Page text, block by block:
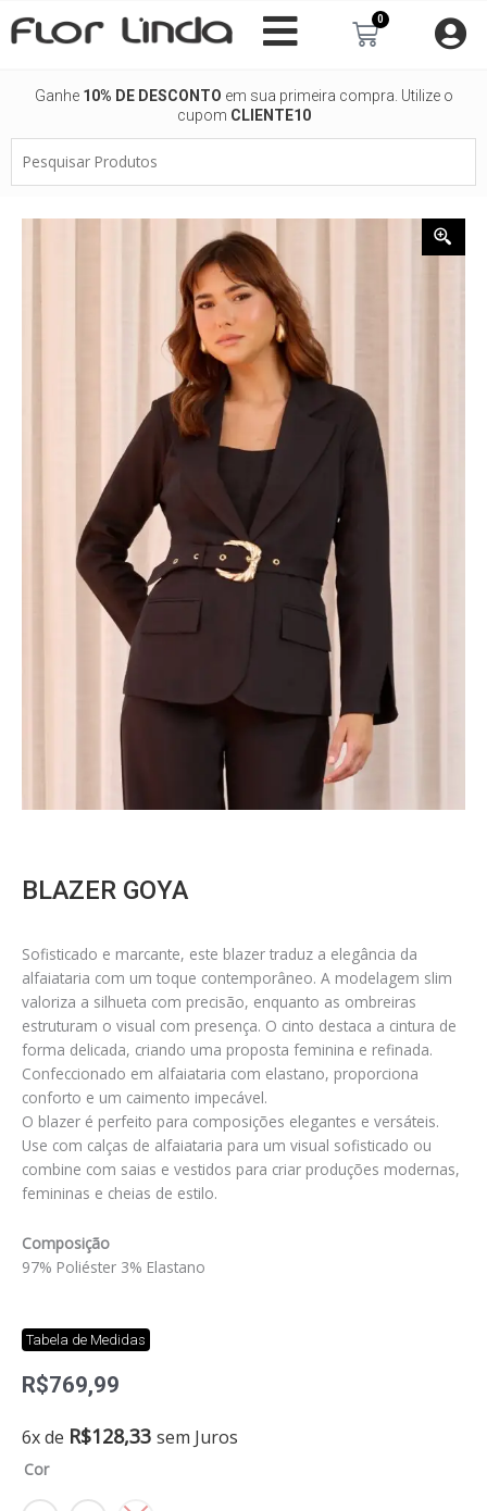
para
0
Carrinho
Ganhe 10% DE DESCONTO em sua primeira compra. Utilize o
cupom CLIENTE10
Produtos
BLAZER GOYA
Sofisticado e marcante, este blazer traduz a elegância da
alfaiataria com um toque contemporâneo. A modelagem slim
valoriza a silhueta com precisão, enquanto as ombreiras
estruturam o visual com presença. O cinto destaca a cintura de
forma delicada, criando uma proposta feminina e refinada.
Confeccionado em alfaiataria com elastano, proporciona
conforto e um caimento impecável.
O blazer é perfeito para composições elegantes e versáteis.
Use com calças de alfaiataria para um visual sofisticado ou
combine com saias e vestidos para criar produções modernas,
femininas e cheias de estilo.
Composição
97% Poliéster 3% Elastano
Tabela de Medidas
R$769,99
6x de R$128,33 sem Juros
Cor
Blazer
quantidade